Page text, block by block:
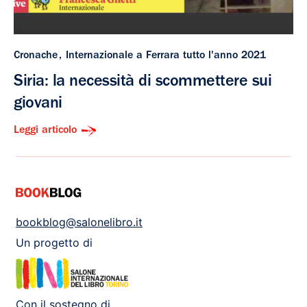
Cronache Internazionale a Ferrara tutto l'anno 2021
Siria: la necessità di scommettere sui
giovani
Leggi articolo
bookblog@salonelibro.it
Un progetto di